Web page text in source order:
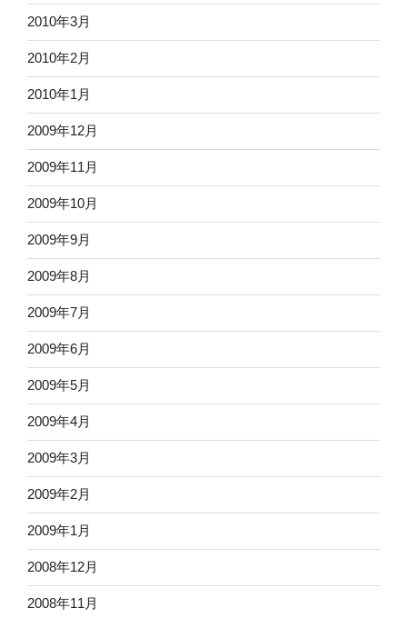
2010年3月
2010年2月
2010年1月
2009年12月
2009年11月
2009年10月
2009年9月
2009年8月
2009年7月
2009年6月
2009年5月
2009年4月
2009年3月
2009年2月
2009年1月
2008年12月
2008年11月